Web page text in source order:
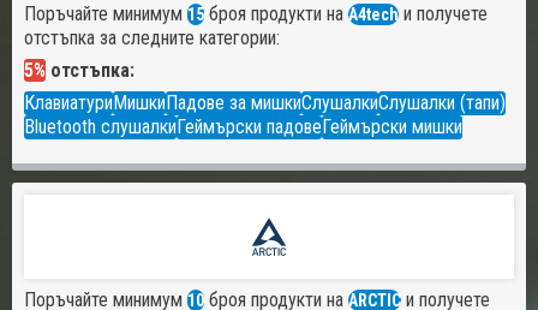
Поръчайте минимум 15 броя продукти на A4tech и получете
отстъпка за следните категории:
5% отстъпка:
КлавиатуриМишкиПадове за мишкиСлушалкиСлушалки (тапи)
Bluetooth слушалкиГеймърски падовеГеймърски мишки
Поръчайте минимум 10 броя продукти на ARCTIC и получете